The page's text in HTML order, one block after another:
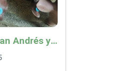
La OMSA reconoció a San Andrés y Providencia como zona libre de Peste Porcina Clásica (PPC)